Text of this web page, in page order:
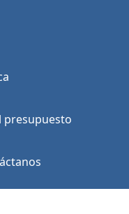
presupuesto